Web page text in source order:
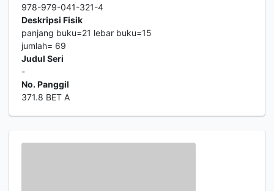
978-979-041-321-4
Deskripsi Fisik
panjang buku=21 lebar buku=15
jumlah= 69
Judul Seri
-
No. Panggil
371.8 BET A